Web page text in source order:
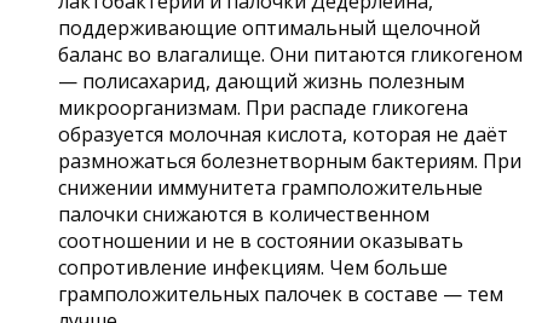
поддерживающие оптимальный щелочной
баланс во влагалище. Они питаются гликогеном
— полисахарид, дающий жизнь полезным
микроорганизмам. При распаде гликогена
образуется молочная кислота, которая не даёт
размножаться болезнетворным бактериям. При
снижении иммунитета грамположительные
палочки снижаются в количественном
соотношении и не в состоянии оказывать
сопротивление инфекциям. Чем больше
грамположительных палочек в составе — тем